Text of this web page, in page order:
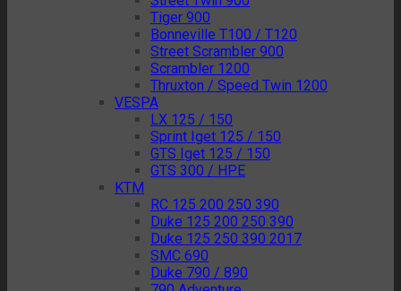
Tiger 900
Bonneville T100 / T120
Street Scrambler 900
Scrambler 1200
Thruxton / Speed Twin 1200
VESPA
LX 125 / 150
Sprint Iget 125 / 150
GTS Iget 125 / 150
GTS 300 / HPE
KTM
RC 125 200 250 390
Duke 125 200 250 390
Duke 125 250 390 2017
SMC 690
Duke 790 / 890